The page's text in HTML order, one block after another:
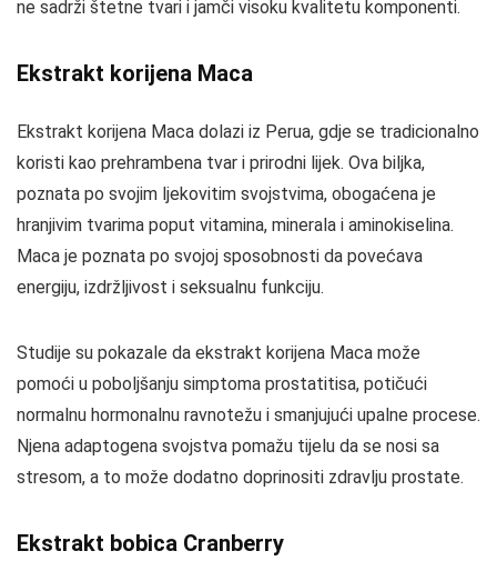
ne sadrži štetne tvari i jamči visoku kvalitetu komponenti.
Ekstrakt korijena Maca
Ekstrakt korijena Maca dolazi iz Perua, gdje se tradicionalno
koristi kao prehrambena tvar i prirodni lijek. Ova biljka,
poznata po svojim ljekovitim svojstvima, obogaćena je
hranjivim tvarima poput vitamina, minerala i aminokiselina.
Maca je poznata po svojoj sposobnosti da povećava
energiju, izdržljivost i seksualnu funkciju.
Studije su pokazale da ekstrakt korijena Maca može
pomoći u poboljšanju simptoma prostatitisa, potičući
normalnu hormonalnu ravnotežu i smanjujući upalne procese.
Njena adaptogena svojstva pomažu tijelu da se nosi sa
stresom, a to može dodatno doprinositi zdravlju prostate.
Ekstrakt bobica Cranberry